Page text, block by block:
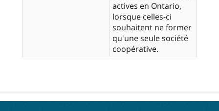
actives en Ontario,
lorsque celles-ci
souhaitent ne former
qu'une seule société
coopérative.